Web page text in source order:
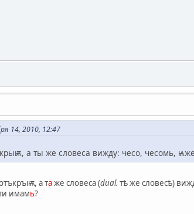
14, 2010, 12:47
а ты же словеса вижду: чесо, чесомь,
а таже словеса (dual. тѣ же словесѣ)
имамь?